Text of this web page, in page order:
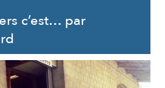
c’est… par